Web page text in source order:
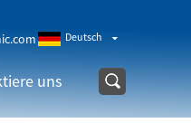
Deutsch
uns